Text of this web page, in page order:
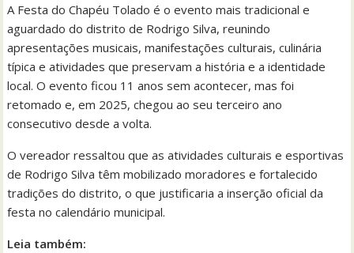
A Festa do Chapéu Tolado é o evento mais tradicional e
aguardado do distrito de Rodrigo Silva, reunindo
apresentações musicais, manifestações culturais, culinária
típica e atividades que preservam a história e a identidade
local. O evento ficou 11 anos sem acontecer, mas foi
retomado e, em 2025, chegou ao seu terceiro ano
consecutivo desde a volta.
O vereador ressaltou que as atividades culturais e esportivas
de Rodrigo Silva têm mobilizado moradores e fortalecido
tradições do distrito, o que justificaria a inserção oficial da
festa no calendário municipal.
Leia também: